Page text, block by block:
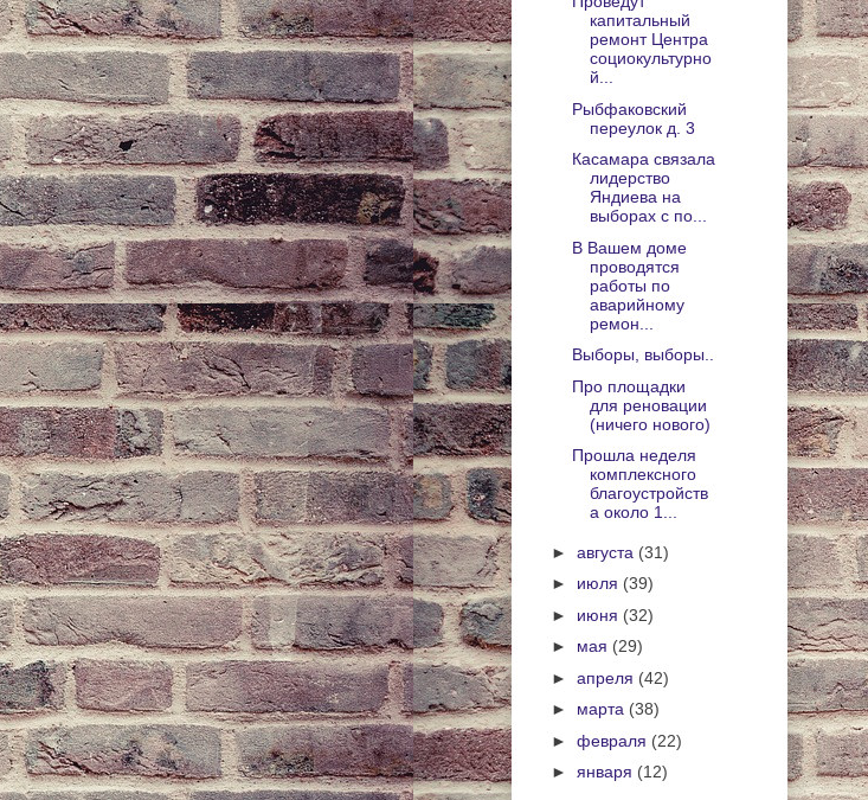
капитальный
ремонт Центра
социокультурно
й...
Рыбфаковский
переулок д. 3
Касамара связала
лидерство
Яндиева на
выборах с по...
В Вашем доме
проводятся
работы по
аварийному
ремон...
Выборы, выборы..
Про площадки
для реновации
(ничего нового)
Прошла неделя
комплексного
благоустройств
а около 1...
► августа (31)
► июля (39)
► июня (32)
► мая (29)
► апреля (42)
► марта (38)
► февраля (22)
► января (12)